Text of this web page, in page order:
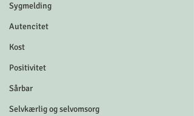
Sygmelding
Autencitet
Kost
Positivitet
Sårbar
Selvkærlig og selvomsorg